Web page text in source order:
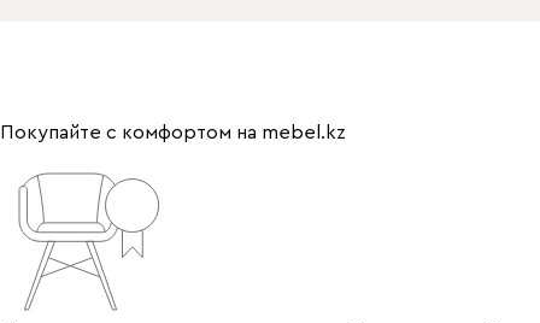
Покупайте с комфортом на mebel.kz